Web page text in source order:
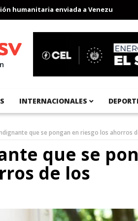
enviada a Venezuela
INTERNACIONALES
que se pongan en riesgo los ahorros
que se
de los